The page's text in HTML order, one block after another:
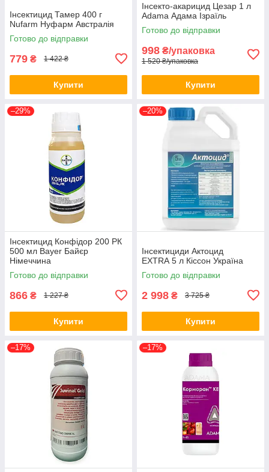
Інсектицид Тамер 400 г
Nufarm Нуфарм Австралія
Готово до відправки
779 ₴ 1 422 ₴
Купити
Інсекто-акарицид Цезар 1 л
Adama Адама Ізраїль
Готово до відправки
998 ₴/упаковка
1 520 ₴/упаковка
Купити
–29%
Інсектицид Конфідор 200 РК
500 мл Bayer Байєр
Німеччина
Готово до відправки
866 ₴ 1 227 ₴
Купити
–20%
Інсектициди Актоцид
EXTRA 5 л Кіссон Україна
Готово до відправки
2 998 ₴ 3 725 ₴
Купити
–17% –17%